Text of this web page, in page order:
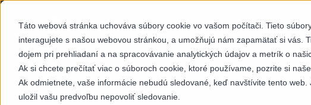
Táto webová stránka uchováva súbory cookie vo vašom počítači. Tieto
interagujete s našou webovou stránkou, a umožňujú nám zapamätať si vás.
dojem pri prehliadaní a na spracovávanie analytických údajov a metrík o
Ak si chcete prečítať viac o súboroch cookie, ktoré používame, pozrite si
Ak odmietnete, vaše informácie nebudú sledované, keď navštívite tento
uložil vašu predvoľbu nepovoliť sledovanie.
SEKTORY SCHOPNOSTI